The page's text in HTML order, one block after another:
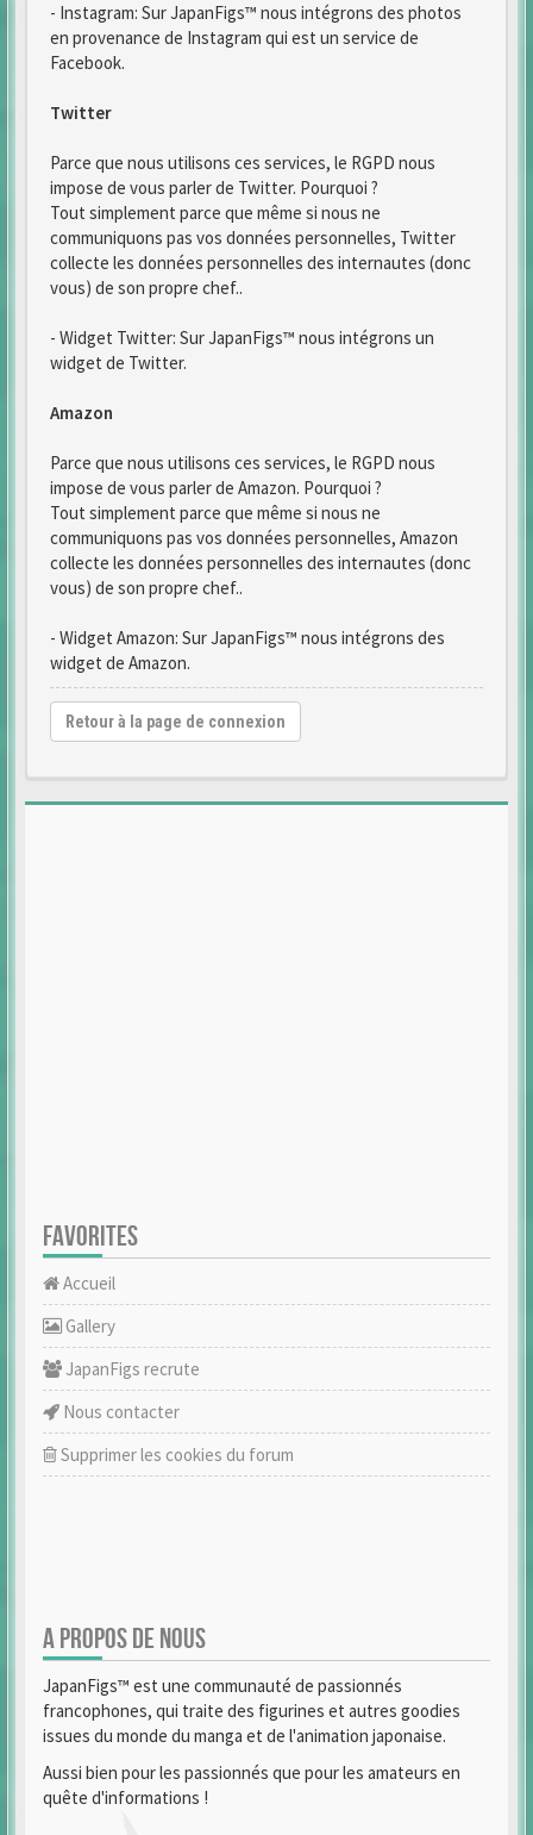
- Instagram: Sur JapanFigs™ nous intégrons des photos
en provenance de Instagram qui est un service de
Facebook.
Twitter
Parce que nous utilisons ces services, le RGPD nous
impose de vous parler de Twitter. Pourquoi ?
Tout simplement parce que même si nous ne
communiquons pas vos données personnelles, Twitter
collecte les données personnelles des internautes (donc
vous) de son propre chef..
- Widget Twitter: Sur JapanFigs™ nous intégrons un
widget de Twitter.
Amazon
Parce que nous utilisons ces services, le RGPD nous
impose de vous parler de Amazon. Pourquoi ?
Tout simplement parce que même si nous ne
communiquons pas vos données personnelles, Amazon
collecte les données personnelles des internautes (donc
vous) de son propre chef..
- Widget Amazon: Sur JapanFigs™ nous intégrons des
widget de Amazon.
Retour à la page de connexion
FAVORITES
Accueil
Gallery
JapanFigs recrute
Nous contacter
Supprimer les cookies du forum
A PROPOS DE NOUS
JapanFigs™ est une communauté de passionnés
francophones, qui traite des figurines et autres goodies
issues du monde du manga et de l'animation japonaise.
Aussi bien pour les passionnés que pour les amateurs en
quête d'informations !